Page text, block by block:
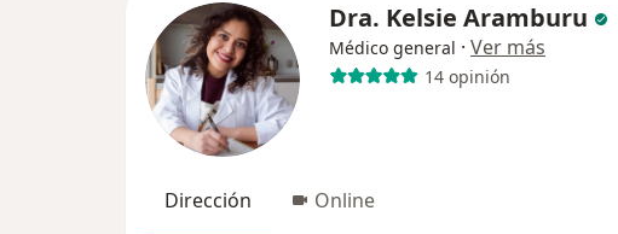
Dra. Kelsie Aramburu
Médico general · Ver más
14 opinión
Dirección Online